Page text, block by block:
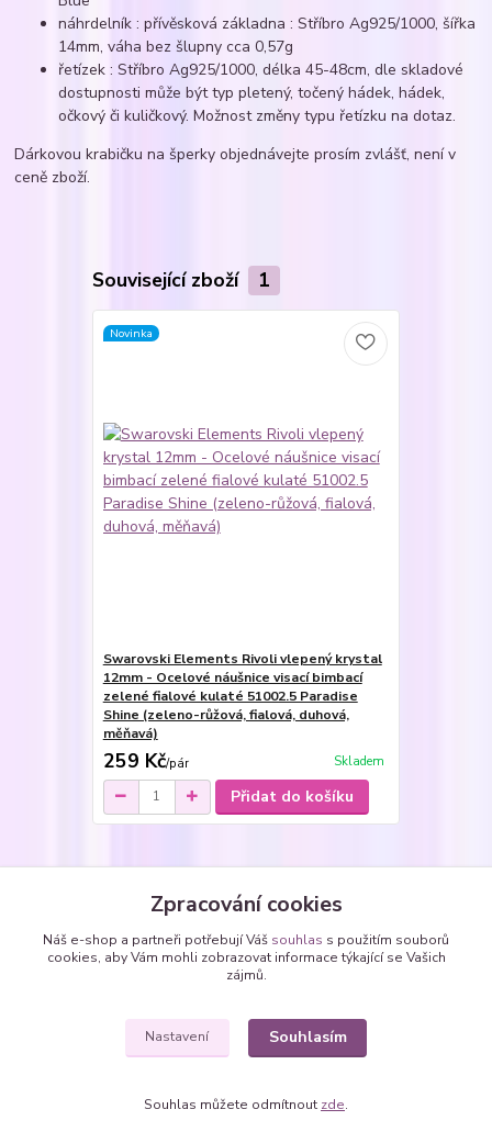
náhrdelník : přívěsková základna : Stříbro Ag925/1000, šířka
14mm, váha bez šlupny cca 0,57g
řetízek : Stříbro Ag925/1000, délka 45-48cm, dle skladové
dostupnosti může být typ pletený, točený hádek, hádek,
očkový či kuličkový. Možnost změny typu řetízku na dotaz.
Dárkovou krabičku na šperky objednávejte prosím zvlášť, není v
ceně zboží.
Související zboží 1
Novinka
Swarovski Elements Rivoli vlepený krystal
12mm - Ocelové náušnice visací bimbací
zelené fialové kulaté 51002.5 Paradise
Shine (zeleno-růžová, fialová, duhová,
měňavá)
259 Kč/pár Skladem
Přidat do košíku
Zboží zařazeno v kategoriích
Soupravy šperků
Sety - vlepené SWAROVSKI krystaly
Zpracování cookies
Náš e-shop a partneři potřebují Váš souhlas s použitím souborů
cookies, aby Vám mohli zobrazovat informace týkající se Vašich
zájmů.
Nastavení Souhlasím
Souhlas můžete odmítnout zde.